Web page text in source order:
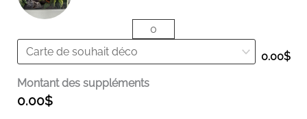
0.00$
Montant des suppléments
0.00$